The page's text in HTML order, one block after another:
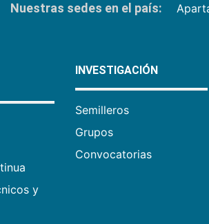
Nuestras sedes en el país:
y
INVESTIGACIÓN
Semilleros
Grupos
Convocatorias